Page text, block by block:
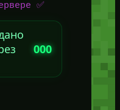
✅
000